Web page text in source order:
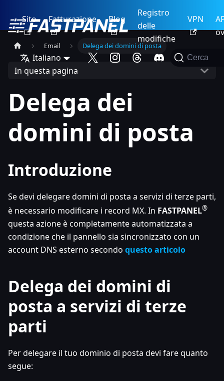
Sito Fatturazione Blog
Registro
delle
modifiche
VPN
Italiano Cerca
Email Delega dei domini di posta
In questa pagina
Delega dei
domini di posta
Introduzione
Se devi delegare domini di posta a servizi di terze parti,
è necessario modificare i record MX. In FASTPANEL®
questa azione è completamente automatizzata a
condizione che il pannello sia sincronizzato con un
account DNS esterno secondo questo articolo
Delega dei domini di
posta a servizi di terze
parti
Per delegare il tuo dominio di posta devi fare quanto
segue: